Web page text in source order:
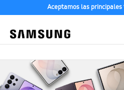
Aceptamos las